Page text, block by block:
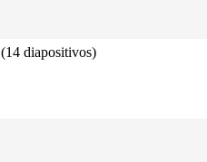
diapositivos)